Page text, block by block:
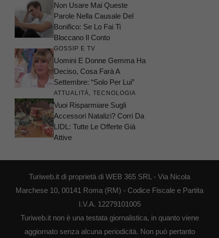
Non Usare Mai Queste
Parole Nella Causale Del
Bonifico: Se Lo Fai Ti
Bloccano Il Conto
GOSSIP E TV
Uomini E Donne Gemma Ha
Deciso, Cosa Farà A
Settembre: “Solo Per Lui”
ATTUALITÀ, TECNOLOGIA
Vuoi Risparmiare Sugli
Accessori Natalizi? Corri Da
LIDL: Tutte Le Offerte Già
Attive
Turiweb.it di proprietà di WEB 365 SRL - Via Nicola
Marchese 10, 00141 Roma (RM) - Codice Fiscale e Partita
I.V.A. 12279101005
Turiweb.it non è una testata giornalistica, in quanto viene
aggiornato senza alcuna periodicità. Non può pertanto